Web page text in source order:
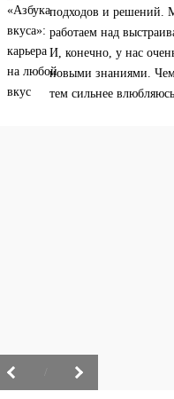
подходов и решений.
работаем над
И, конечно, у нас
новыми знаниями. Чем
тем сильнее